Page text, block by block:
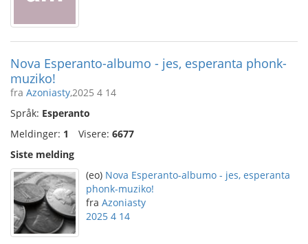
Nova Esperanto-albumo - jes, esperanta phonk-
muziko!
fra Azoniasty,2025 4 14
Språk: Esperanto
Meldinger: 1 Visere: 6677
Siste melding
(eo) Nova Esperanto-albumo - jes, esperanta
phonk-muziko!
fra Azoniasty
2025 4 14